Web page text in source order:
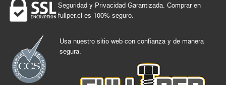
Seguridad y Privacidad Garantizada. Comprar en
fullper.cl es 100% seguro.
Usa nuestro sitio web con confianza y de manera
segura.